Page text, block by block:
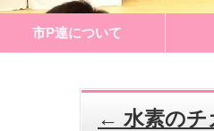
市P連について
← 水素のチ